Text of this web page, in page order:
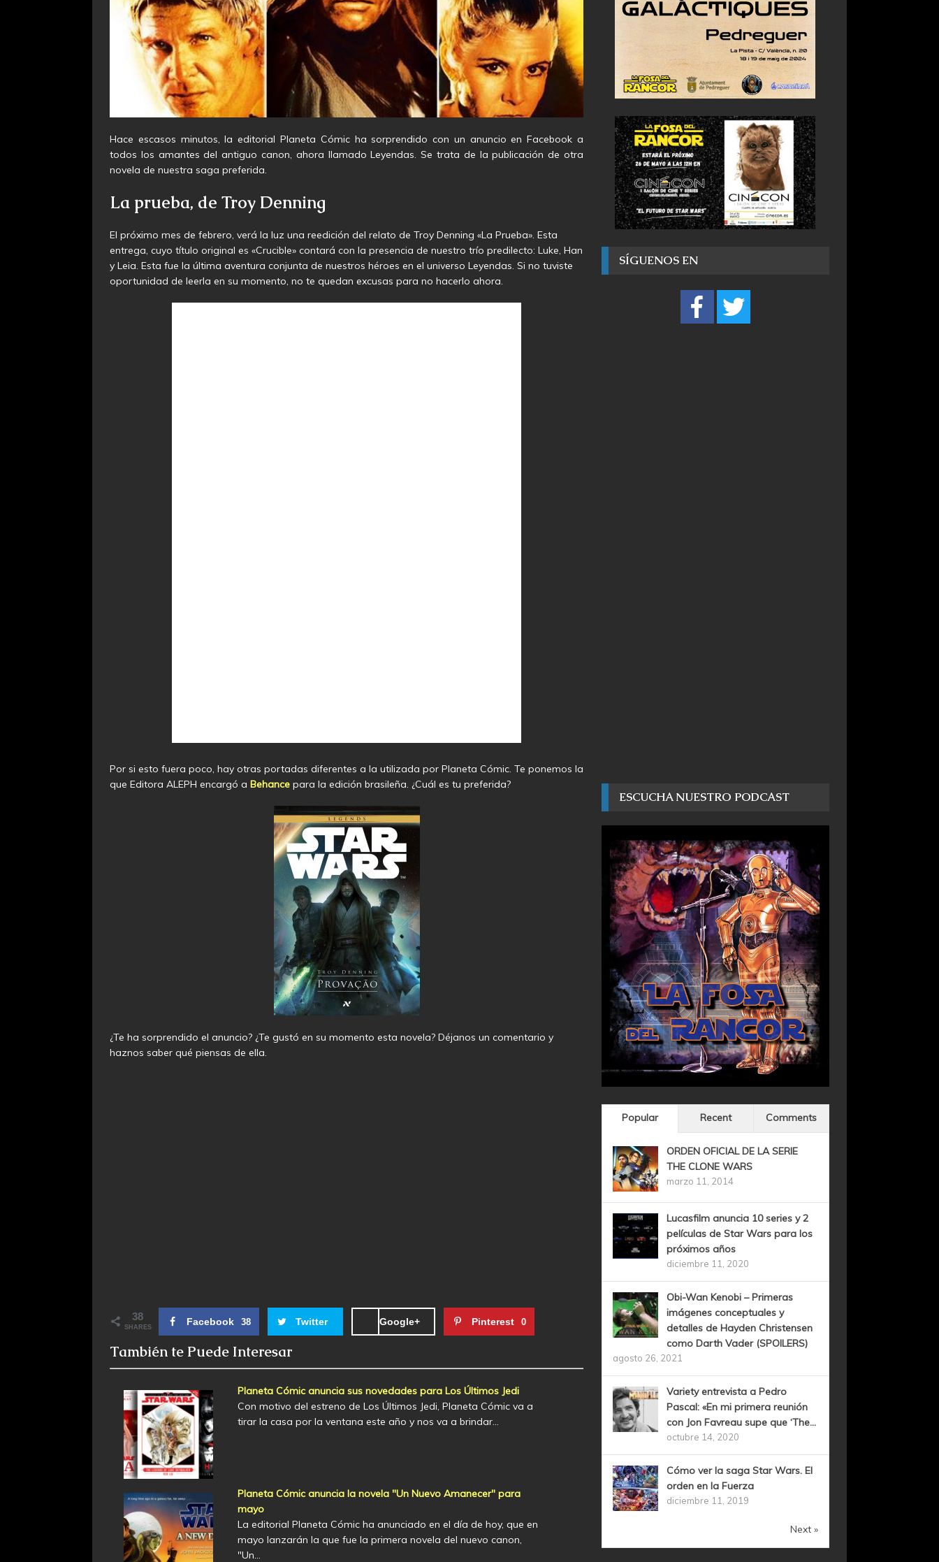
Hace escasos minutos, la editorial Planeta Cómic ha sorprendido con un anuncio en Facebook a
todos los amantes del antiguo canon, ahora llamado Leyendas. Se trata de la publicación de otra
novela de nuestra saga preferida.
La prueba, de Troy Denning
El próximo mes de febrero, verá la luz una reedición del relato de Troy Denning «La Prueba». Esta
entrega, cuyo título original es «Crucible» contará con la presencia de nuestro trío predilecto: Luke, Han
y Leia. Esta fue la última aventura conjunta de nuestros héroes en el universo Leyendas. Si no tuviste
oportunidad de leerla en su momento, no te quedan excusas para no hacerlo ahora.
Por si esto fuera poco, hay otras portadas diferentes a la utilizada por Planeta Cómic. Te ponemos la
que Editora ALEPH encargó a Behance para la edición brasileña. ¿Cuál es tu preferida?
¿Te ha sorprendido el anuncio? ¿Te gustó en su momento esta novela? Déjanos un comentario y
haznos saber qué piensas de ella.
38
SHARES Facebook 38 Twitter Google+ Pinterest 0
También te Puede Interesar
Planeta Cómic anuncia sus novedades para Los Últimos Jedi
Con motivo del estreno de Los Últimos Jedi, Planeta Cómic va a
tirar la casa por la ventana este año y nos va a brindar…
Planeta Cómic anuncia la novela "Un Nuevo Amanecer" para
mayo
La editorial Planeta Cómic ha anunciado en el día de hoy, que en
mayo lanzarán la que fue la primera novela del nuevo canon,
"Un…
SÍGUENOS EN
ESCUCHA NUESTRO PODCAST
Popular Recent Comments
ORDEN OFICIAL DE LA SERIE
THE CLONE WARS
marzo 11, 2014
Lucasfilm anuncia 10 series y 2
películas de Star Wars para los
próximos años
diciembre 11, 2020
Obi-Wan Kenobi – Primeras
imágenes conceptuales y
detalles de Hayden Christensen
como Darth Vader (SPOILERS)
agosto 26, 2021
Variety entrevista a Pedro
Pascal: «En mi primera reunión
con Jon Favreau supe que ‘The...
octubre 14, 2020
Cómo ver la saga Star Wars. El
orden en la Fuerza
diciembre 11, 2019
Next »